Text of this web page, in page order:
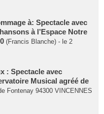
à: Spectacle avec
à l’Espace Notre
(Francis Blanche) - le 2
: Spectacle avec
Musical agréé de
Fontenay 94300 VINCENNES